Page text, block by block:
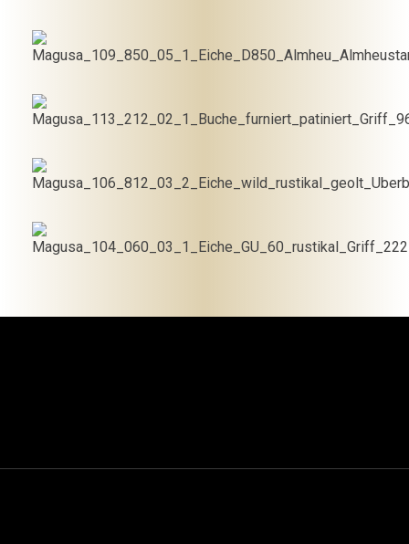
In den
€1,745.00
In den
€1,410.00
In den